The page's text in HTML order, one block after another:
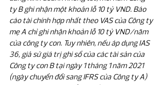
ty B ghi nhận một khoản lỗ 10 tỷ VND. Báo
cáo tài chính hợp nhất theo VAS của Công ty
mẹ A chỉ ghi nhận khoản lỗ 10 tỷ VND/năm
của công ty con. Tuy nhiên, nếu áp dụng IAS
36, giả sử giá trị ghi sổ của các tài sản của
Công ty con B tại ngày 1 tháng 1 năm 2021
(ngày chuyển đổi sang IFRS của Công ty A)